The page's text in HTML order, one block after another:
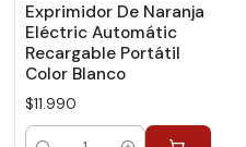
Exprimidor De Naranja
Eléctric Automátic
Recargable Portátil
Color Blanco
$11.990